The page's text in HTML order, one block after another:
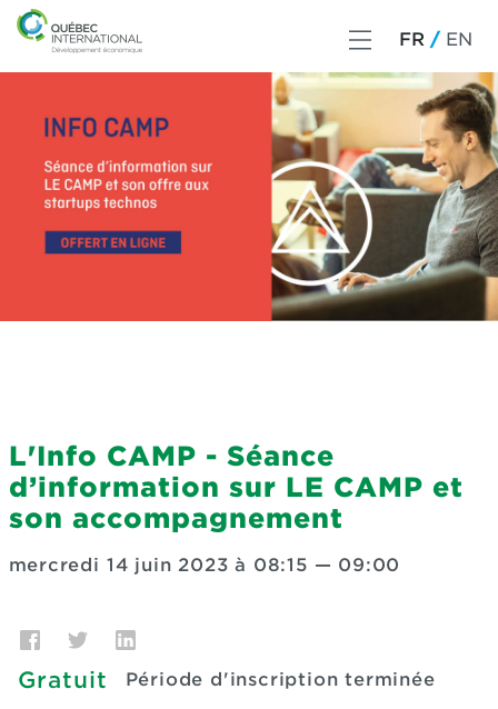
FR EN
L'Info CAMP - Séance
d’information sur LE CAMP et
son accompagnement
mercredi 14 juin 2023 à 08:15 — 09:00
Gratuit Période d'inscription terminée